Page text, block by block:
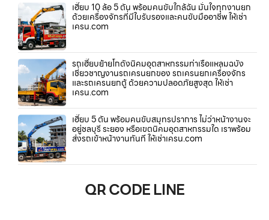
เฮี๊ยบ 10 ล้อ 5 ตัน พร้อมคนขับใกล้ฉัน มั่นใจทุกงานยก
ด้วยเครื่องจักรที่มีใบรับรองและคนขับมืออาชีพ ให้เช่า
เครน.com
รถเฮี๊ยบย้ายโกดังนิคมอุตสาหกรรมท่าเรือแหลมฉบัง
เชี่ยวชาญงานรถเครนยกของ รถเครนยกเครื่องจักร
และรถเครนยกตู้ ด้วยความปลอดภัยสูงสุด ให้เช่า
เครน.com
เฮี๊ยบ 5 ตัน พร้อมคนขับสมุทรปราการ ไม่ว่าหน้างานจะ
อยู่ชลบุรี ระยอง หรือเขตนิคมอุตสาหกรรมใด เราพร้อม
ส่งรถเข้าหน้างานทันที ให้เช่าเครน.com
QR CODE LINE